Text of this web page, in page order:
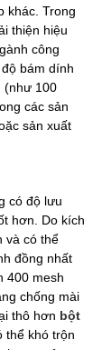
khác. Trong
thiện hiệu
công
bám dính
(như 100
các sản
sản xuất
có độ lưu
hơn. Do kích
và có thể
đồng nhất
400 mesh
chống mài
thô hơn bột
thể khó trộn